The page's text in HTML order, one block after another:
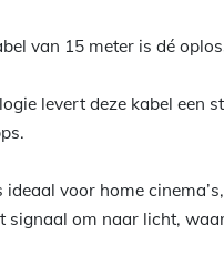
van 15 meter is dé
levert deze kabel een
voor home
signaal om naar licht,